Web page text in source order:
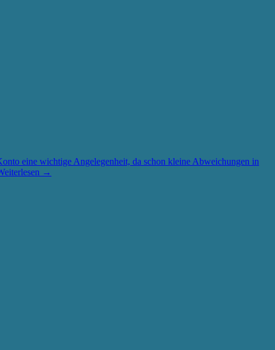
eine wichtige Angelegenheit, da schon kleine Abweichungen in
→